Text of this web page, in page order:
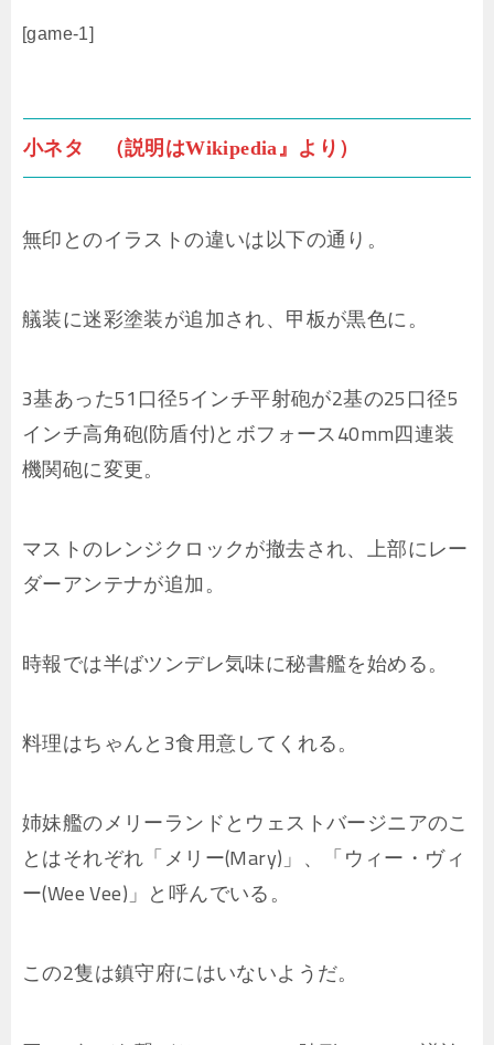
[game-1]
小ネタ （説明はWikipedia』より）
無印とのイラストの違いは以下の通り。
艤装に迷彩塗装が追加され、甲板が黒色に。
3基あった51口径5インチ平射砲が2基の25口径5
インチ高角砲(防盾付)とボフォース40mm四連装
機関砲に変更。
マストのレンジクロックが撤去され、上部にレー
ダーアンテナが追加。
時報では半ばツンデレ気味に秘書艦を始める。
料理はちゃんと3食用意してくれる。
姉妹艦のメリーランドとウェストバージニアのこ
とはそれぞれ「メリー(Mary)」、「ウィー・ヴィ
ー(Wee Vee)」と呼んでいる。
この2隻は鎮守府にはいないようだ。